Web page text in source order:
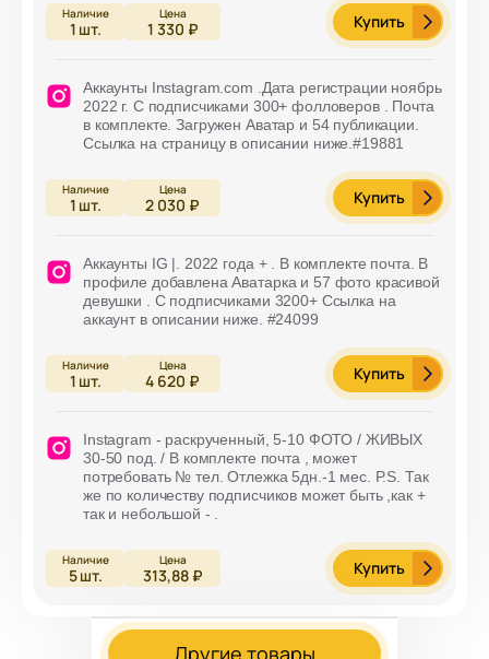
1 шт. 1 330 ₽ Купить
Аккаунты Instagram.com .Дата регистрации ноябрь
2022 г. С подписчиками 300+ фолловеров . Почта
в комплекте. Загружен Аватар и 54 публикации.
Ссылка на страницу в описании ниже.#19881
1 шт. 2 030 ₽ Купить
Аккаунты IG |. 2022 года + . В комплекте почта. В
профиле добавлена Аватарка и 57 фото красивой
девушки . С подписчиками 3200+ Ссылка на
аккаунт в описании ниже. #24099
1 шт. 4 620 ₽ Купить
Instagram - раскрученный, 5-10 ФОТО / ЖИВЫХ
30-50 под. / В комплекте почта , может
потребовать № тел. Отлежка 5дн.-1 мес. P.S. Так
же по количеству подписчиков может быть ,как +
так и небольшой - .
5шт. 313,88 ₽ Купить